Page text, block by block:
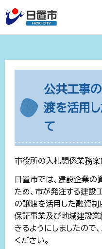
公共工事
渡を活用
て
市役所の入札関係業務案
日置市では、建設企業の
ため、市が発注する建設
の譲渡を活用した融資制
保証事業及び地域建設業
きるようにしましたので
ください。